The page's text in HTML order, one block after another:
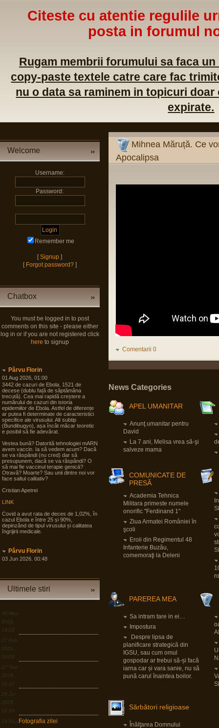
Citeste cu atentie regulile
posta in forumul
Rugam membrii forumului sa faca
copy-paste textele catre care fac
nu o data sa raminem in topicuri
expirate.
Welcome
Username:
Password:
Remember me
[Signup ]
[ Forgot password? ]
Chatbox
You must be logged in to post
comments on this site - please either
log in or if you are not registered click
here to signup
Pârvu Florin
01 Aug 2026, 01:00
3442 de cazuri de Ebola. 1521 de
decese (dublu față de săptămâna
trecută). Cea mai rapidă creștere a
numărului de cazuri din istoria
epidemiilor de Ebola. Astfel de diferențe
ar putea fi determinate de caracteristici
specifice ale virusului. Alt subtip
(Bundibugyo), așa încât măcar teoretic
e posibil să fie adevărat.
Vestea bună? Datorită tehnologiei mARN
avem vaccin. Ia să vedem acum? Dacă
se va răspândi (nu cred) dar să
presupunem, dacă se va răspândi? O
să mai fie vaccinul terapie genicā?
Otravă? Moarte? Sau unii dintre noi vor
face saltul calitativ?
Cristian Apetrei
LINK
Covid a avut rata de deces de 1,02%, în
cazul Ebola e între 25 și 90%,
depinzând de tipul virusului și calitatea
îngrijirii medicale.
Pârvu Florin
03 Jun 2026, 00:48
puțin potente demografic și în unele
tot ce poate fi mai rău și angrenează în
societate, noi încă dezbatem cine e
izbucnește războiul cea mai bună
resursă a Europei sunt oamenii.”
LINK
Pârvu Florin
19 Mar 2026, 00:50
Down to Earth: The Astronaut’s
Perspective
Pârvu Florin
30 Dec 2025, 18:17
Dacă e ceva ce am învățat în viața asta,
Ultimele stiri
30 May
2026,
14:02
27 Feb
2026,
10:09
27 Sep
2025,
01:11
29 Jul
2025,
19:26
13 May Fotografia zilei
Mihnea Măruță. Ce
Apocalipsa
Comentarii 0
News Categories
APEL UMANITAR
Anunţ umanitar pentru
David
La 7 ani, Melisa vrea să-şi
salveze mama
COMUNICATE DE
PRESĂ
Academia Tehnica
Militara primeste numele
onorific "Ferdinand 1"
Ziua Armatei României în
şcoli
Eroii din Regimentul 48
Infanterie Buzău,
comemoraţi la Deleni
PAREREA MEA
Sa intram tare in ei…
Impostura
Despre lipsa de
planificare strategică din
IGSU, sau cum omul
gospodar ar trebui să-și facă
iarna car și vara sanie, nu să
pună carul înaintea boilor.
Sărbători religioase
Înălţarea Domnului